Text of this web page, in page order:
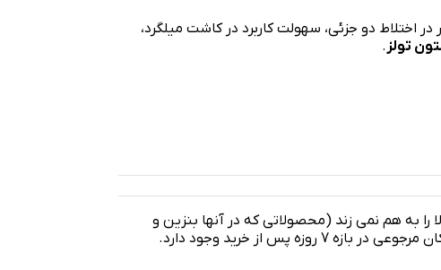
چسب آبادگران 3:1: دقت بی‌نظیر در اختلاط دو جزئی، سهولت کاربرد در کاشت میلگرد،
تولز.
را به هم نمی زند (محصولاتی که در آنها بنزین و
روغن ریخته می شود شامل این موضوع نمی شود) امکان مرجوعی در بازه 7 روزه پس از خرید وجود دارد.